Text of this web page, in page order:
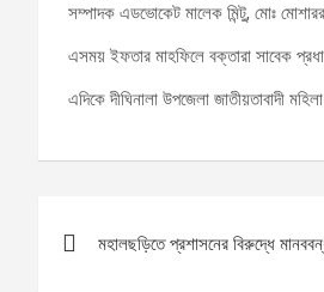
সম্পাদক এডভোকেট মালেক মিন্টু, মোঃ
এসময় ইফতার মাহফিলে বক্তারা সাবেক
এদিকে দীঘিনালা উপজেলা জাতীয়তাবাদী
navigation
মহালছড়িতে প্রশাসনের বিরুদ্ধে